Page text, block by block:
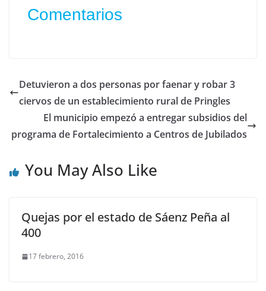
Comentarios
Detuvieron a dos personas por faenar y robar 3
ciervos de un establecimiento rural de Pringles
El municipio empezó a entregar subsidios del
programa de Fortalecimiento a Centros de Jubilados
You May Also Like
Quejas por el estado de Sáenz Peña al
400
17 febrero, 2016